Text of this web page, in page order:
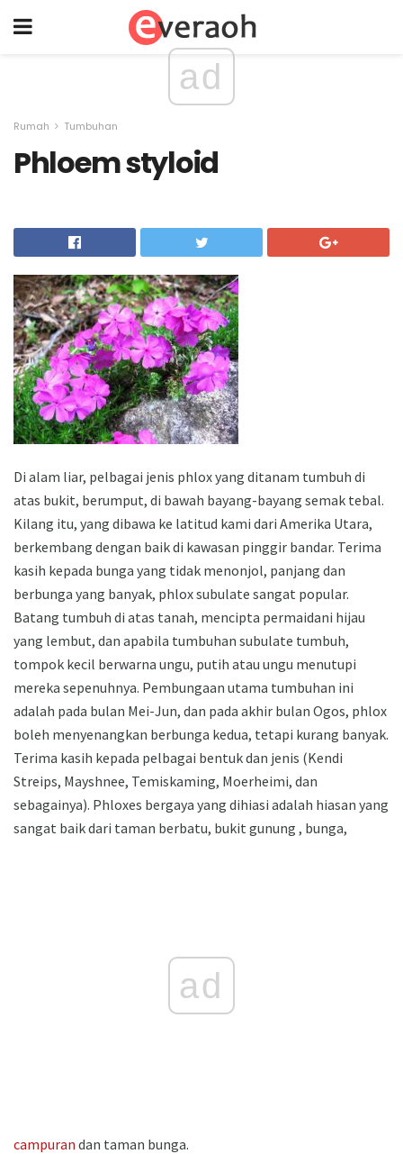
ad
Rumah Tumbuhan
Phloem styloid
Di alam liar, pelbagai jenis phlox yang ditanam tumbuh di
atas bukit, berumput, di bawah bayang-bayang semak tebal.
Kilang itu, yang dibawa ke latitud kami dari Amerika Utara,
berkembang dengan baik di kawasan pinggir bandar. Terima
kasih kepada bunga yang tidak menonjol, panjang dan
berbunga yang banyak, phlox subulate sangat popular.
Batang tumbuh di atas tanah, mencipta permaidani hijau
yang lembut, dan apabila tumbuhan subulate tumbuh,
tompok kecil berwarna ungu, putih atau ungu menutupi
mereka sepenuhnya. Pembungaan utama tumbuhan ini
adalah pada bulan Mei-Jun, dan pada akhir bulan Ogos, phlox
boleh menyenangkan berbunga kedua, tetapi kurang banyak.
Terima kasih kepada pelbagai bentuk dan jenis (Kendi
Streips, Mayshnee, Temiskaming, Moerheimi, dan
sebagainya). Phloxes bergaya yang dihiasi adalah hiasan yang
sangat baik dari taman berbatu, bukit gunung , bunga,
ad
campuran dan taman bunga.